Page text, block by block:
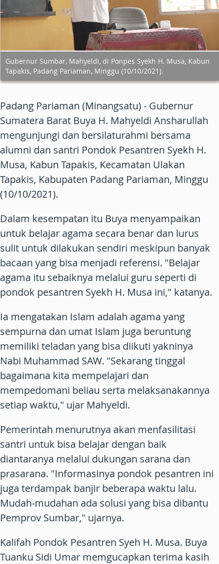
Gubernur Sumbar, Mahyeldi, di Ponpes Syekh H. Musa, Kabun
Tapakis, Padang Pariaman, Minggu (10/10/2021).
Padang Pariaman (Minangsatu) - Gubernur
Sumatera Barat Buya H. Mahyeldi Ansharullah
mengunjungi dan bersilaturahmi bersama
alumni dan santri Pondok Pesantren Syekh H.
Musa, Kabun Tapakis, Kecamatan Ulakan
Tapakis, Kabupaten Padang Pariaman, Minggu
(10/10/2021).
Dalam kesempatan itu Buya menyampaikan
untuk belajar agama secara benar dan lurus
sulit untuk dilakukan sendiri meskipun banyak
bacaan yang bisa menjadi referensi. "Belajar
agama itu sebaiknya melalui guru seperti di
pondok pesantren Syekh H. Musa ini," katanya.
Ia mengatakan Islam adalah agama yang
sempurna dan umat Islam juga beruntung
memiliki teladan yang bisa diikuti yakninya
Nabi Muhammad SAW. "Sekarang tinggal
bagaimana kita mempelajari dan
mempedomani beliau serta melaksanakannya
setiap waktu," ujar Mahyeldi.
Pemerintah menurutnya akan menfasilitasi
santri untuk bisa belajar dengan baik
diantaranya melalui dukungan sarana dan
prasarana. "Informasinya pondok pesantren ini
juga terdampak banjir beberapa waktu lalu.
Mudah-mudahan ada solusi yang bisa dibantu
Pemprov Sumbar," ujarnya.
Kalifah Pondok Pesantren Syeh H. Musa. Buya
Tuanku Sidi Umar memgucapkan terima kasih